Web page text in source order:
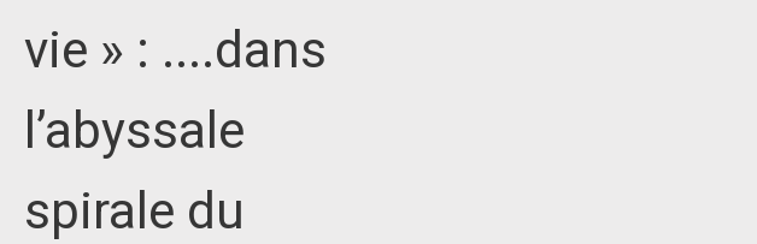
vie » : ....dans
l’abyssale
spirale du